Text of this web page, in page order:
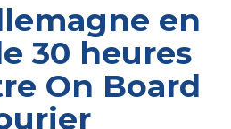
en
30 heures
On Board